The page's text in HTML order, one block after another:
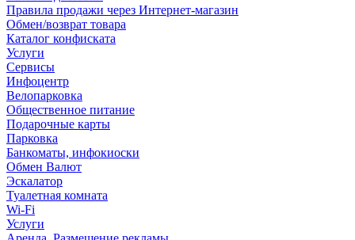
Правила продажи через Интернет-магазин
Обмен/возврат товара
Каталог конфиската
Услуги
Сервисы
Инфоцентр
Велопарковка
Общественное питание
Подарочные карты
Парковка
Банкоматы, инфокиоски
Обмен Валют
Эскалатор
Туалетная комната
Wi-Fi
Услуги